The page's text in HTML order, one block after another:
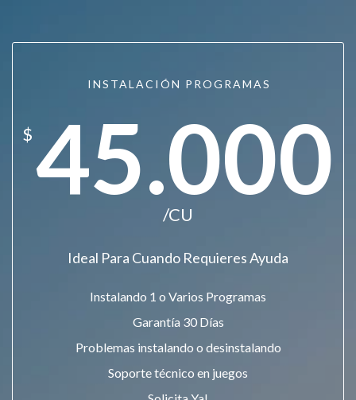
INSTALACIÓN PROGRAMAS
$45.000
/CU
Ideal Para Cuando Requieres Ayuda
Instalando 1 o Varios Programas
Garantía 30 Días
Problemas instalando o desinstalando
Soporte técnico en juegos